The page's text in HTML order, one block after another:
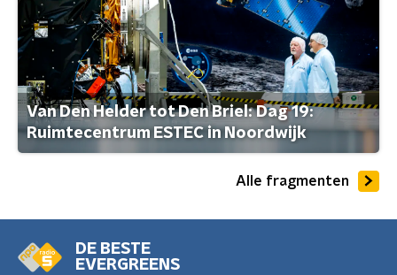
Van Den Helder tot Den Briel: Dag 19:
Ruimtecentrum ESTEC in Noordwijk
Alle fragmenten
DE BESTE
EVERGREENS